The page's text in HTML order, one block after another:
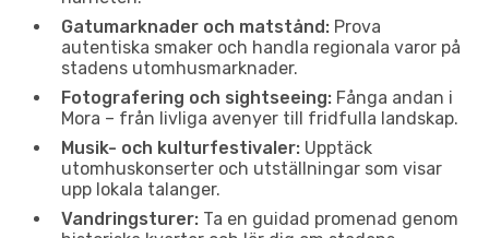
Gatumarknader och matstånd: Prova
autentiska smaker och handla regionala varor på
stadens utomhusmarknader.
Fotografering och sightseeing: Fånga andan i
Mora – från livliga avenyer till fridfulla landskap.
Musik- och kulturfestivaler: Upptäck
utomhuskonserter och utställningar som visar
upp lokala talanger.
Vandringsturer: Ta en guidad promenad genom